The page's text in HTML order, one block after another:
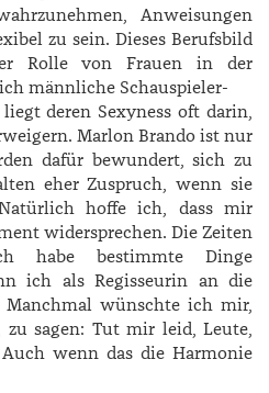
Anweisungen
zu sein. Dieses Berufsbild
Rolle von Frauen in der
männliche Schauspieler-
deren Sexyness oft darin,
Marlon Brando ist nur
dafür bewundert, sich zu
eher Zuspruch, wenn sie
hoffe ich, dass mir
widersprechen. Die Zeiten
habe bestimmte Dinge
ich als Regisseurin an die
Manchmal wünschte ich mir,
sagen: Tut mir leid, Leute,
wenn das die Harmonie